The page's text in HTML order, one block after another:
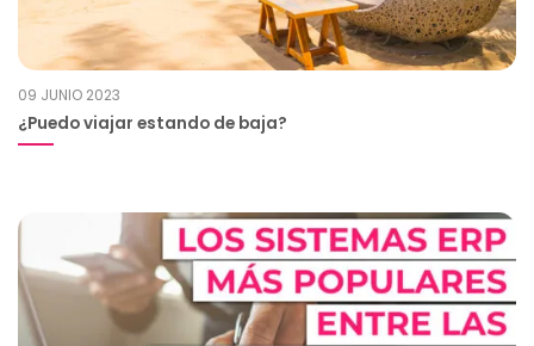
09 JUNIO 2023
¿Puedo viajar estando de baja?